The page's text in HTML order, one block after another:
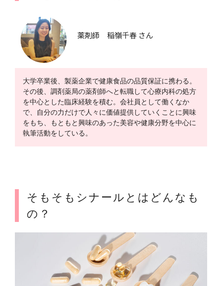
薬剤師 稲嶺千春 さん
大学卒業後、製薬企業で健康食品の品質保証に携わる。
その後、調剤薬局の薬剤師へと転職して心療内科の処方
を中心とした臨床経験を積む。会社員として働くなか
で、自分の力だけで人々に価値提供していくことに興味
をもち、もともと興味のあった美容や健康分野を中心に
執筆活動をしている。
そもそもシナールとはどんなも
の？